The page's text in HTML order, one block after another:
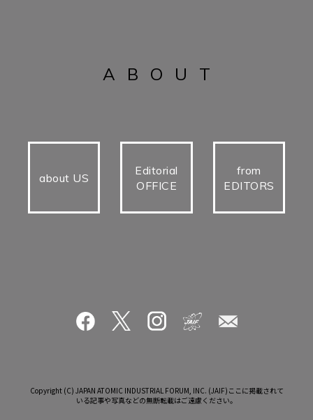
ABOUT
about US
Editorial
OFFICE
from
EDITORS
Copyright (C) JAPAN ATOMIC INDUSTRIAL FORUM, INC. (JAIF)ここに掲載されて
いる記事や写真などの無断転載はご遠慮ください。